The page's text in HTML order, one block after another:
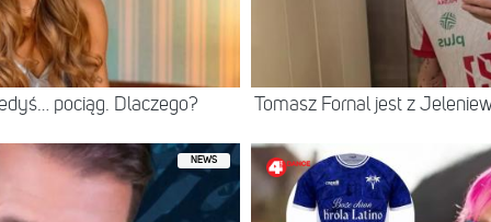
pociąg. Dlaczego? Tomasz Fornal jest z
NEWS